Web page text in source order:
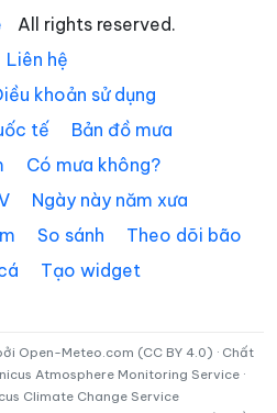
All rights reserved.
Liên hệ
khoản sử dụng
tế
Bản đồ mưa
Có mưa không?
Ngày này năm xưa
So sánh
Theo dõi bão
Tạo widget
Open-Meteo.com (CC BY 4.0) · Chất
Atmosphere Monitoring Service ·
Climate Change Service